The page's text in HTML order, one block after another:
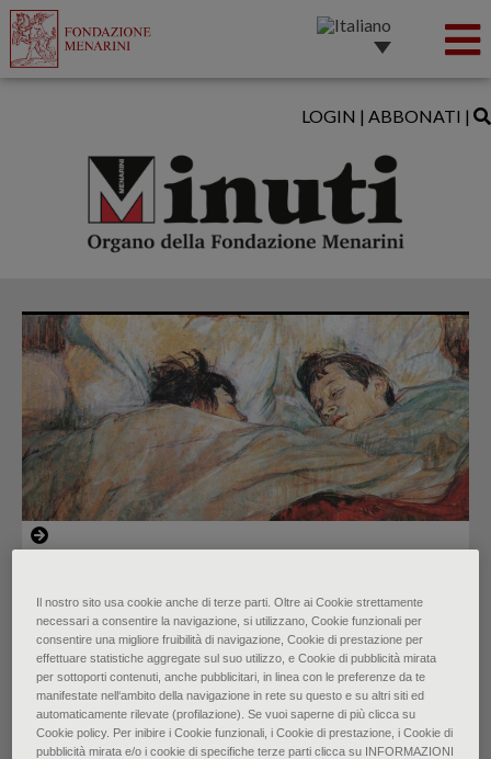
LOGIN | ABBONATI |
Parigi
di Anna Martinelli ∙ Marzo 2024
Il nostro sito usa cookie anche di terze parti. Oltre ai Cookie strettamente
necessari a consentire la navigazione, si utilizzano, Cookie funzionali per
consentire una migliore fruibilità di navigazione, Cookie di prestazione per
effettuare statistiche aggregate sul suo utilizzo, e Cookie di pubblicità mirata
per sottoporti contenuti, anche pubblicitari, in linea con le preferenze da te
manifestate nell‘ambito della navigazione in rete su questo e su altri siti ed
automaticamente rilevate (profilazione). Se vuoi saperne di più clicca su
Cookie policy. Per inibire i Cookie funzionali, i Cookie di prestazione, i Cookie di
pubblicità mirata e/o i cookie di specifiche terze parti clicca su INFORMAZIONI